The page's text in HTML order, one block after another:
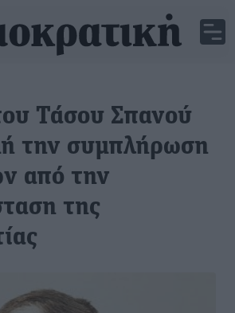
Τάσου Σπανού
την συμπλήρωση
από την
της